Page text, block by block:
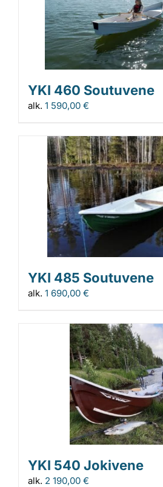
YKI 460 Soutuvene
alk. 1 590,00 €
YKI 485 Soutuvene
alk. 1 690,00 €
YKI 540 Jokivene
alk. 2 190,00 €